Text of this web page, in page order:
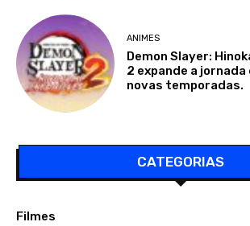
ANIMES
Demon Slayer:
2 expande a jornada
novas temporadas.
CATEGORIAS
Filmes